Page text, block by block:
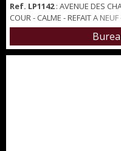
Ref. LP1142: AVENUE DES
COUR - CALME - REFAIT A
entièrement à neuf situé au
sur l'avenue des Champs-
m², avec 2 grandes fenêtres.
Parquet neuf. Immeuble